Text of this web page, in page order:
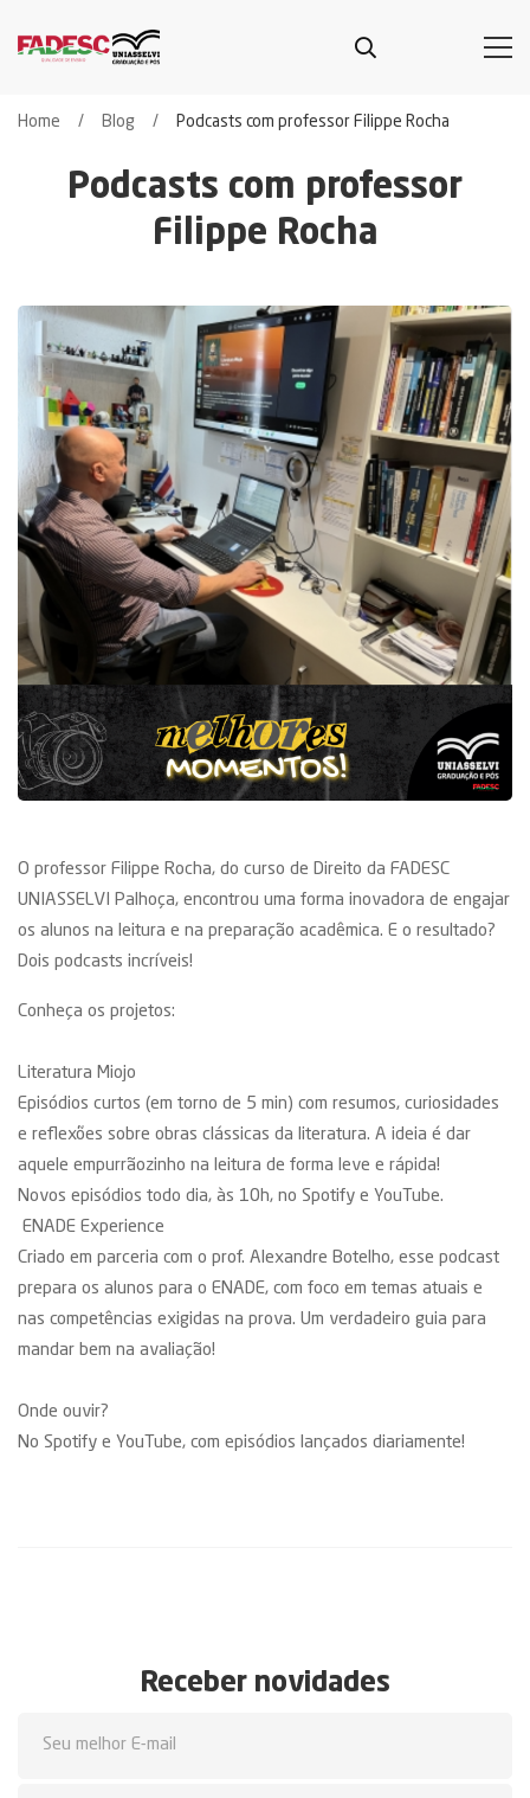
Podcasts com professor
Filippe Rocha
Home Blog Podcasts com professor Filippe Rocha
O professor Filippe Rocha, do curso de Direito da FADESC
UNIASSELVI Palhoça, encontrou uma forma inovadora de engajar
os alunos na leitura e na preparação acadêmica. E o resultado?
Dois podcasts incríveis!
Conheça os projetos:
Literatura Miojo
Episódios curtos (em torno de 5 min) com resumos, curiosidades
e reflexões sobre obras clássicas da literatura. A ideia é dar
aquele empurrãozinho na leitura de forma leve e rápida!
Novos episódios todo dia, às 10h, no Spotify e YouTube.
ENADE Experience
Criado em parceria com o prof. Alexandre Botelho, esse podcast
prepara os alunos para o ENADE, com foco em temas atuais e
nas competências exigidas na prova. Um verdadeiro guia para
mandar bem na avaliação!
Onde ouvir?
No Spotify e YouTube, com episódios lançados diariamente!
Receber novidades